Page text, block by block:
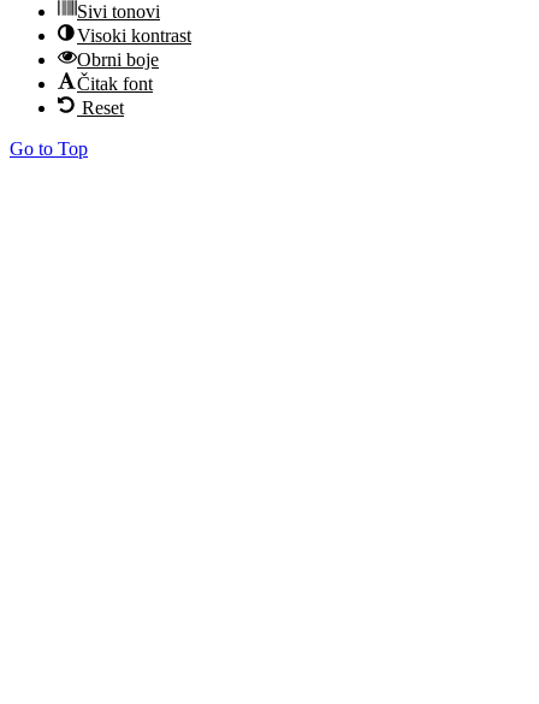
Sivi tonovi
Visoki kontrast
Obrni boje
Čitak font
Reset
Go to Top